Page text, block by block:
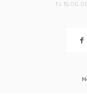
EL BLOG